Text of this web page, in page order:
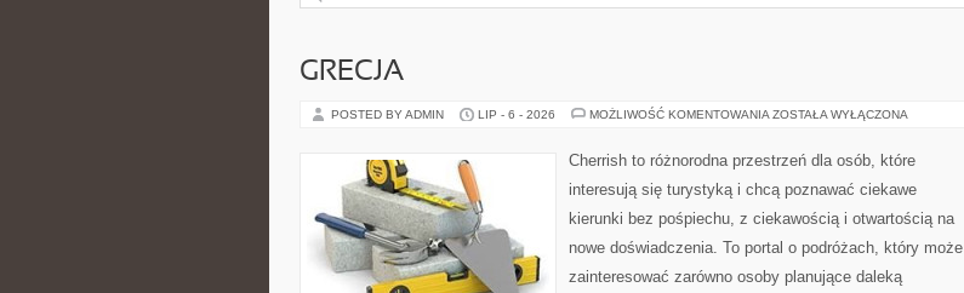
GRECJA
POSTED BY ADMIN LIP - 6 - 2026 MOŻLIWOŚĆ KOMENTOWANIA GRECJA
ZOSTAŁA WYŁĄCZONA
Cherrish to różnorodna przestrzeń dla osób, które
interesują się turystyką i chcą poznawać ciekawe
kierunki bez pośpiechu, z ciekawością i otwartością na
nowe doświadczenia. To portal o podróżach, który może
zainteresować zarówno osoby planujące daleką